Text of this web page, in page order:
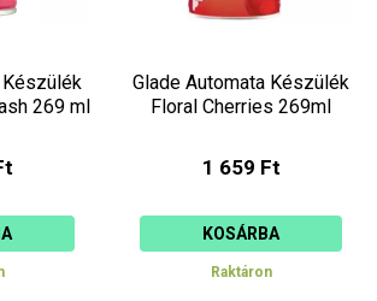
269 ml
Glade Automata Készülék
Floral Cherries 269ml
1 659 Ft
KOSÁRBA
Raktáron